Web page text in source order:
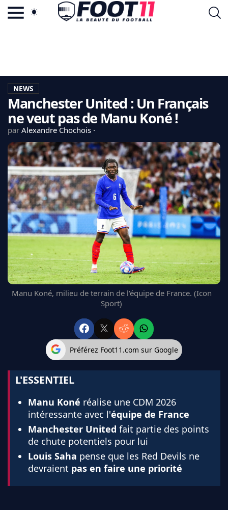
LA CHARTE
VIE PRIVÉE
CGU
CONTACTEZ-NOUS
MERCATO
CDM 2026
EDF
PSG
LIGUE 1
REAL MADRID
FC BARCELONE
MANCHESTER UNITED
CHELSEA
ARSENAL
NEWS
Manchester United : Un Français
ne veut pas de Manu Koné !
par Alexandre Chochois
Manu Koné, milieu de terrain de l'équipe de France. (Icon
Sport)
Préférez Foot11.com sur Google
L'ESSENTIEL
Manu Koné réalise une CDM 2026
intéressante avec l'équipe de France
Manchester United fait partie des points
de chute potentiels pour lui
Louis Saha pense que les Red Devils ne
devraient pas en faire une priorité